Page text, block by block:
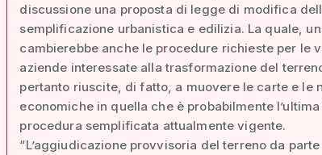
discussione una proposta di legge di modifica
semplificazione urbanistica e edilizia. La quale,
cambierebbe anche le procedure richieste per le
aziende interessate alla trasformazione del
pertanto riuscite, di fatto, a muovere le carte e le
economiche in quella che è probabilmente
procedura semplificata attualmente vigente.
“L’aggiudicazione provvisoria del terreno da